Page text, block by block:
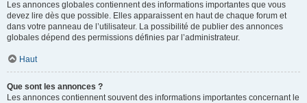
Les annonces globales contiennent des informations importantes que vous
devez lire dès que possible. Elles apparaissent en haut de chaque forum et
dans votre panneau de l’utilisateur. La possibilité de publier des annonces
globales dépend des permissions définies par l’administrateur.
Haut
Que sont les annonces ?
Les annonces contiennent souvent des informations importantes concernant le